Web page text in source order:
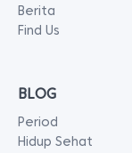
Berita
Find Us
BLOG
Period
Hidup Sehat